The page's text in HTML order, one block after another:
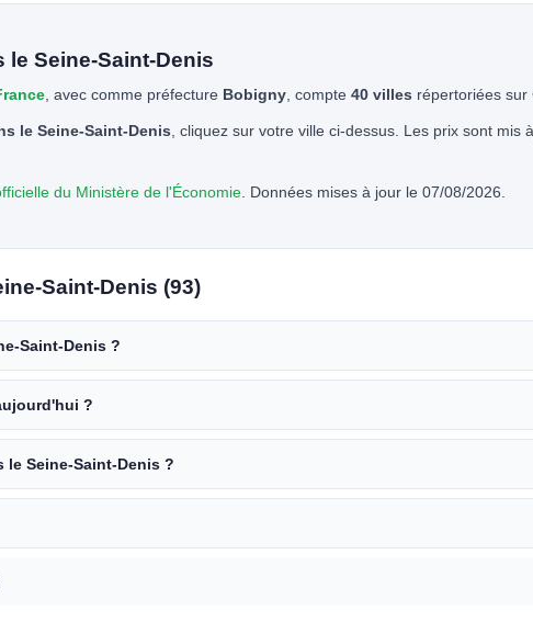
le Seine-Saint-Denis
, avec comme préfecture Bobigny, compte 40 villes répertoriées sur
le Seine-Saint-Denis , cliquez sur votre ville ci-dessus. Les prix sont mis
du Ministère de l'Économie. Données mises à jour le 07/08/2026.
Saint-Denis (93)
Saint-Denis ?
?
Seine-Saint-Denis ?